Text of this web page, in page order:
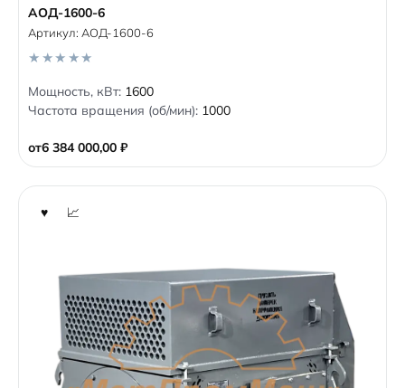
АОД-1600-6
от6 384 000,00 ₽
Артикул: АОД-1600-6
0
o
u
f
5
Мощность, кВт: 1600
Частота вращения (об/мин): 1000